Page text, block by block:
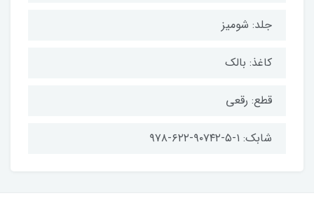
جلد: شومیز
کاغذ: بالک
قطع: رقعی
شابک: ۱-۵-۹۰۷۴۲-۶۲۲-۹۷۸